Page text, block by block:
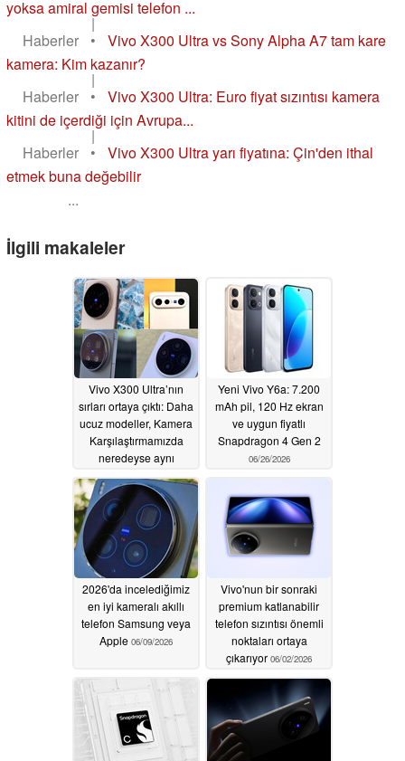
yoksa amiral gemisi telefon ...
|
Haberler
•
Vivo X300 Ultra vs Sony Alpha A7 tam kare
kamera: Kim kazanır?
|
Haberler
•
Vivo X300 Ultra: Euro fiyat sızıntısı kamera
kitini de içerdiği için Avrupa...
|
Haberler
•
Vivo X300 Ultra yarı fiyatına: Çin'den ithal
etmek buna değebilir
...
İlgili makaleler
Vivo X300 Ultra’nın
sırları ortaya çıktı: Daha
ucuz modeller, Kamera
Karşılaştırmamızda
neredeyse aynı
07/09/2026
Yeni Vivo Y6a: 7.200
mAh pil, 120 Hz ekran
ve uygun fiyatlı
Snapdragon 4 Gen 2
06/26/2026
2026'da incelediğimiz
en iyi kameralı akıllı
telefon Samsung veya
Apple 06/09/2026
Vivo'nun bir sonraki
premium katlanabilir
telefon sızıntısı önemli
noktaları ortaya
çıkarıyor 06/02/2026